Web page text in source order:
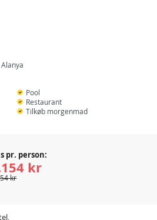
Pool
Restaurant
Tilkøb morgenmad
pr. person:
kr
kr